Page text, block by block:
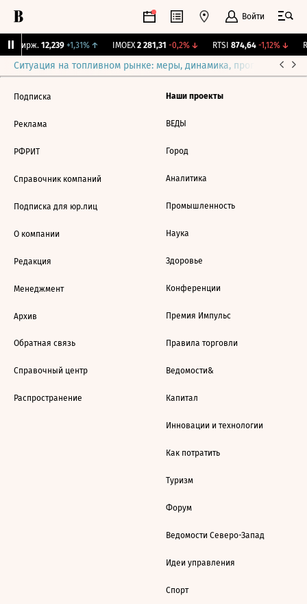
Войти
Бирж. 12,239 +1,31%↑ IMOEX 2 281,31 -0,2%↓ RTSI 874,64 -1,12%↓
Ситуация на топливном рынке: меры, динамика, прогнозы
Подписка
Реклама
РФРИТ
Справочник компаний
Подписка для юр.лиц
О компании
Редакция
Менеджмент
Архив
Обратная связь
Справочный центр
Распространение
Наши проекты
ВЕДЫ
Город
Аналитика
Промышленность
Наука
Здоровье
Конференции
Премия Импульс
Правила торговли
Ведомости&
Капитал
Инновации и технологии
Как потратить
Туризм
Форум
Ведомости Северо-Запад
Идеи управления
Спорт